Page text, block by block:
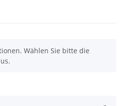
Wählen Sie bitte die